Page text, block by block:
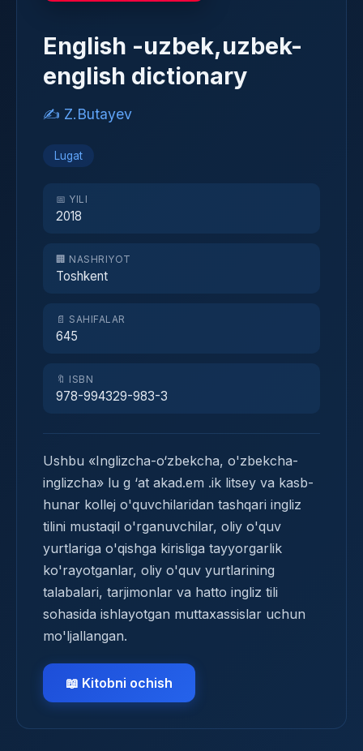
English -uzbek,uzbek-
english dictionary
✍️ Z.Butayev
Lugat
📅 YILI
2018
🏢 NASHRIYOT
Toshkent
📄 SAHIFALAR
645
🔖 ISBN
978-994329-983-3
Ushbu «Inglizcha-o‘zbekcha, o'zbekcha-
inglizcha» lu g ‘at akad.em .ik litsey va kasb-
hunar kollej o'quvchilaridan tashqari ingliz
tilini mustaqil o'rganuvchilar, oliy o'quv
yurtlariga o'qishga kirisliga tayyorgarlik
ko'rayotganlar, oliy o'quv yurtlarining
talabalari, tarjimonlar va hatto ingliz tili
sohasida ishlayotgan muttaxassislar uchun
mo'ljallangan.
📖 Kitobni ochish